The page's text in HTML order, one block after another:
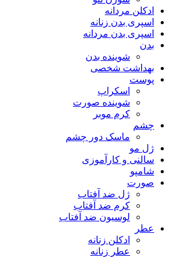
ادکلن مردانه
اسپری بدن زنانه
اسپری بدن مردانه
بدن
شوینده بدن
بهداشت شخصی
پوست
اسکراپ
شوینده صورت
کرم موبر
چشم
ماسک دور چشم
ژل مو
سالنی و کارآموزی
شامپو
صورت
ژل ضد آفتاب
کرم ضد آفتاب
لوسیون ضد آفتاب
عطر
ادکلن زنانه
عطر زنانه